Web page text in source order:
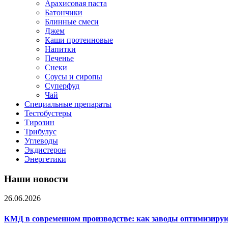
Арахисовая паста
Батончики
Блинные смеси
Джем
Каши протеиновые
Напитки
Печенье
Снеки
Соусы и сиропы
Суперфуд
Чай
Специальные препараты
Тестобустеры
Тирозин
Трибулус
Углеводы
Экдистерон
Энергетики
Наши новости
26.06.2026
КМД в современном производстве: как заводы